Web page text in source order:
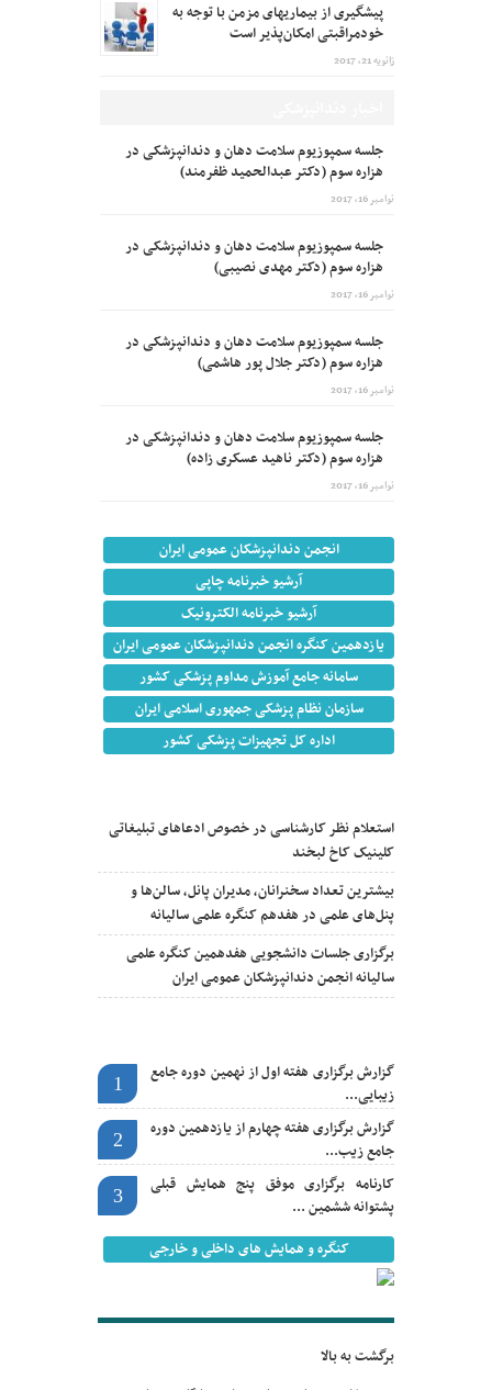
پیشگیری از بیماریهای مزمن با توجه به
خودمراقبتی امکان‌پذیر است
ژانویه 21, 2017
جلسه سمپوزیوم سلامت دهان و دندانپزشکی در
هزاره سوم (دکتر عبدالحمید ظفرمند)
نوامبر 16, 2017
جلسه سمپوزیوم سلامت دهان و دندانپزشکی در
هزاره سوم (دکتر مهدی نصیبی)
نوامبر 16, 2017
جلسه سمپوزیوم سلامت دهان و دندانپزشکی در
هزاره سوم (دکتر جلال پور هاشمی)
نوامبر 16, 2017
جلسه سمپوزیوم سلامت دهان و دندانپزشکی در
هزاره سوم (دکتر ناهید عسکری زاده)
نوامبر 16, 2017
انجمن دندانپزشکان عمومی ایران
آرشیو خبرنامه چاپی
آرشیو خبرنامه الکترونیک
یازدهمین کنگره انجمن دندانپزشکان عمومی ایران
سامانه جامع آموزش مداوم پزشکی کشور
سازمان نظام پزشکی جمهوری اسلامی ایران
اداره کل تجهیزات پزشکی کشور
استعلام نظر کارشناسی در خصوص ادعاهای تبلیغاتی
کلینیک کاخ لبخند
بیشترین تعداد سخنرانان، مدیران پانل، سالن‌ها و
پنل‌های علمی در هفدهم کنگره علمی سالیانه
برگزاری جلسات دانشجویی هفدهمین کنگره علمی
سالیانه انجمن دندانپزشکان عمومی ایران
1
گزارش برگزاری هفته اول از نهمین دوره جامع
زیبایی...
2
گزارش برگزاری هفته چهارم از یازدهمین دوره
جامع زیب...
3
کارنامه برگزاری موفق پنج همایش قبلی
پشتوانه ششمین ...
کنگره و همایش های داخلی و خارجی
برگشت به بالا